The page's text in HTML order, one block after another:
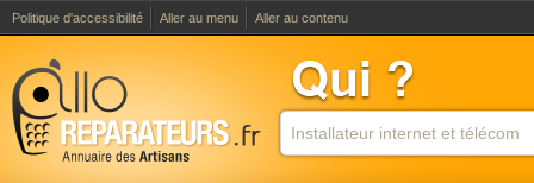
Politique d'accessibilité Aller au menu Aller au contenu